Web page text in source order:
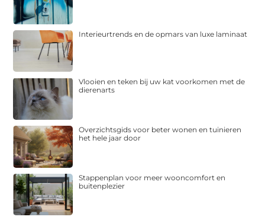
Interieurtrends en de opmars van luxe laminaat
Vlooien en teken bij uw kat voorkomen met de
dierenarts
Overzichtsgids voor beter wonen en tuinieren
het hele jaar door
Stappenplan voor meer wooncomfort en
buitenplezier